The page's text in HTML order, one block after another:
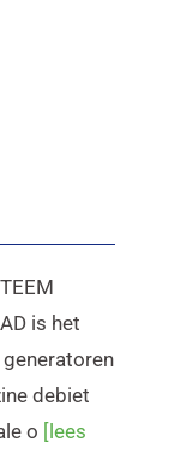
is het
debiet
o [lees